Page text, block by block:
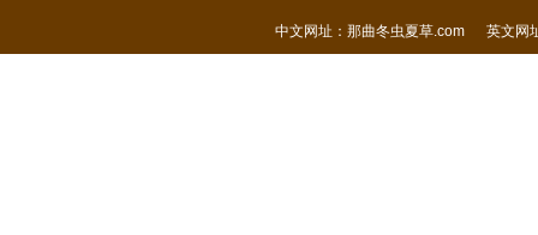
中文网址： 那曲冬虫夏草.com 英文网